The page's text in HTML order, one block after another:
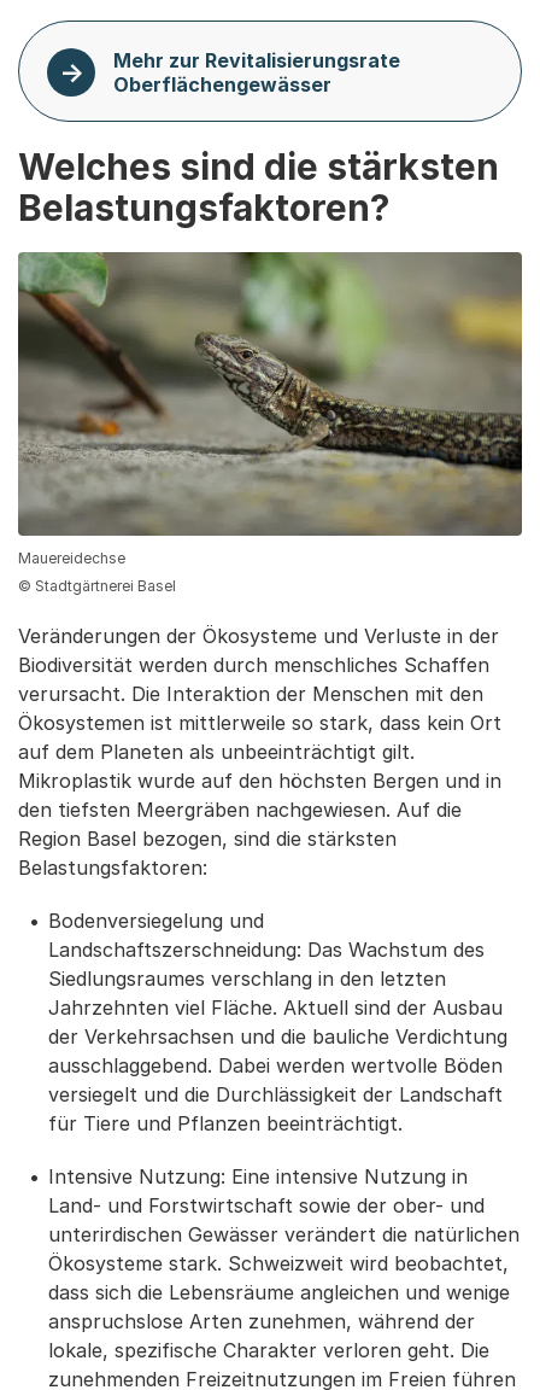
Mehr zur Revitalisierungsrate
Oberflächengewässer
Welches sind die stärksten
Belastungsfaktoren?
Mauereidechse
© Stadtgärtnerei Basel
Veränderungen der Ökosysteme und Verluste in der
Biodiversität werden durch menschliches Schaffen
verursacht. Die Interaktion der Menschen mit den
Ökosystemen ist mittlerweile so stark, dass kein Ort
auf dem Planeten als unbeeinträchtigt gilt.
Mikroplastik wurde auf den höchsten Bergen und in
den tiefsten Meergräben nachgewiesen. Auf die
Region Basel bezogen, sind die stärksten
Belastungsfaktoren:
Bodenversiegelung und
Landschaftszerschneidung: Das Wachstum des
Siedlungsraumes verschlang in den letzten
Jahrzehnten viel Fläche. Aktuell sind der Ausbau
der Verkehrsachsen und die bauliche Verdichtung
ausschlaggebend. Dabei werden wertvolle Böden
versiegelt und die Durchlässigkeit der Landschaft
für Tiere und Pflanzen beeinträchtigt.
Intensive Nutzung: Eine intensive Nutzung in
Land- und Forstwirtschaft sowie der ober- und
unterirdischen Gewässer verändert die natürlichen
Ökosysteme stark. Schweizweit wird beobachtet,
dass sich die Lebensräume angleichen und wenige
anspruchslose Arten zunehmen, während der
lokale, spezifische Charakter verloren geht. Die
zunehmenden Freizeitnutzungen im Freien führen